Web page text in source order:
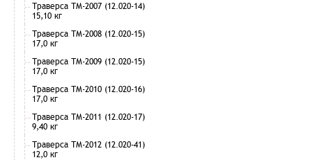
Траверса ТМ-2007 (12.020-14)
15,10 кг
Траверса ТМ-2008 (12.020-15)
17,0 кг
Траверса ТМ-2009 (12.020-15)
17,0 кг
Траверса ТМ-2010 (12.020-16)
17,0 кг
Траверса ТМ-2011 (12.020-17)
9,40 кг
Траверса ТМ-2012 (12.020-41)
12,0 кг